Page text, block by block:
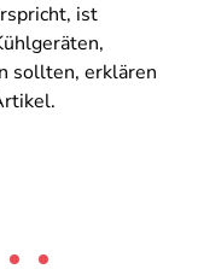
ist
sollten, erklären